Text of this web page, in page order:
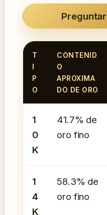
T
I
P
O
CONTENID
O
APROXIMA
DO DE ORO
1
0
K
41.7% de
oro fino
1
4
K
58.3% de
oro fino